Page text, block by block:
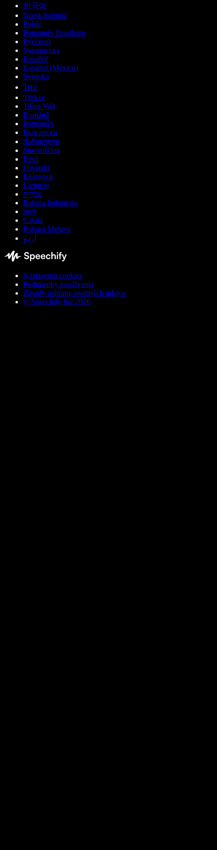
한국어
Norsk bokmål
Polski
Português Brasileiro
Русский
Українська
Español
Español (México)
Svenska
ไทย
Türkçe
Tiếng Việt
Română
Português
Български
ქართული
Slovenščina
Eesti
Hrvatski
Ελληνικά
Lietuvių
עברית
Bahasa Indonesia
বাংলা
Català
Bahasa Melayu
اردو
Nastavenia cookies
Podmienky používania
Zásady ochrany osobných údajov
© Speechify Inc 2026